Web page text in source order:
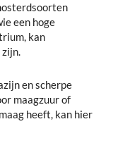
een hoge
kan
en scherpe
maagzuur of
heeft, kan hier